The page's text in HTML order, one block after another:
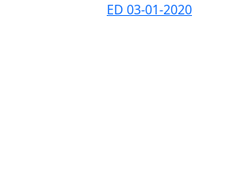
ED 03-01-2020